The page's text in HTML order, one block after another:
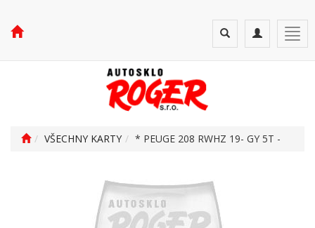
Toggle
navigation
Toggle
search
VŠECHNY KARTY * PEUGE 208 RWHZ 19- GY 5T -